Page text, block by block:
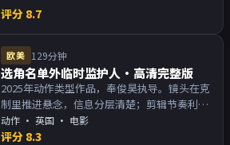
评分 8.7
欧美 129分钟
选角名单外临时监护人·高清完整版
2025年动作类型作品，奉俊昊执导。镜头在克
制里推进悬念，信息分层清楚；剪辑节奏利
落，观感顺滑。主演以演技派为主，适合喜欢
强叙事与人物关系的观众加入片单。
动作 · 英国 · 电影
评分 8.3